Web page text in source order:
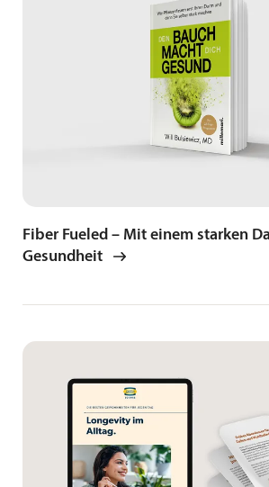
Fiber Fueled – Mit einem starken
Gesundheit